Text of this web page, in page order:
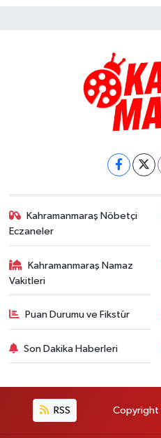
Kahramanmaraş Nöbetçi
Eczaneler
Kahramanmaraş Namaz
Vakitleri
Puan Durumu ve Fikstür
Son Dakika Haberleri
RSS Copyright